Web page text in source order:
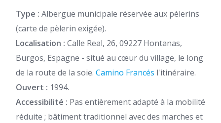
Type : Albergue municipale réservée aux pèlerins
(carte de pèlerin exigée).
Localisation : Calle Real, 26, 09227 Hontanas,
Burgos, Espagne - situé au cœur du village, le long
de la route de la soie. Camino Francés l'itinéraire.
Ouvert : 1994.
Accessibilité : Pas entièrement adapté à la mobilité
réduite ; bâtiment traditionnel avec des marches et